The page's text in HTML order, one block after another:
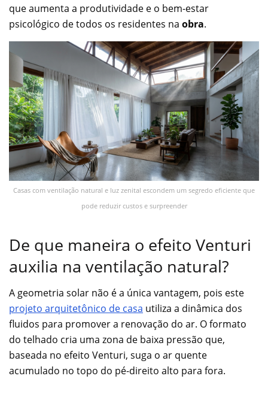
que aumenta a produtividade e o bem-estar
psicológico de todos os residentes na obra.
Casas com ventilação natural e luz zenital escondem um segredo eficiente que
pode reduzir custos e surpreender
De que maneira o efeito Venturi
auxilia na ventilação natural?
A geometria solar não é a única vantagem, pois este
projeto arquitetônico de casa utiliza a dinâmica dos
fluidos para promover a renovação do ar. O formato
do telhado cria uma zona de baixa pressão que,
baseada no efeito Venturi, suga o ar quente
acumulado no topo do pé-direito alto para fora.